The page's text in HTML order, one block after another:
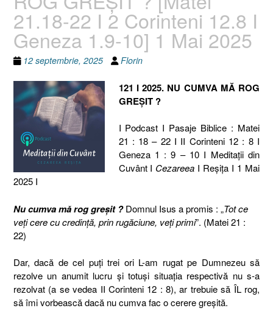
21.18-22 I 2 Corinteni 12.8 I
Geneza 1.9-10] 1 Mai 2025
12 septembrie, 2025 Florin
121 I 2025. NU CUMVA MĂ ROG
GREȘIT ?
I Podcast I Pasaje Biblice : Matei
21 : 18 – 22 I II Corinteni 12 : 8 I
Geneza 1 : 9 – 10 I Meditaţii din
Cuvânt I Cezareea I Reşiţa I 1 Mai
2025 I
Nu cumva mă rog greșit ?Domnul Isus a promis : „Tot ce
veți cere cu credință, prin rugăciune, veți primi”. (Matei 21 :
22)
Dar, dacă de cel puți trei ori L-am rugat pe Dumnezeu să
rezolve un anumit lucru și totuși situația respectivă nu s-a
rezolvat (a se vedea II Corinteni 12 : 8), ar trebuie să ÎL rog,
să îmi vorbească dacă nu cumva fac o cerere greșită.